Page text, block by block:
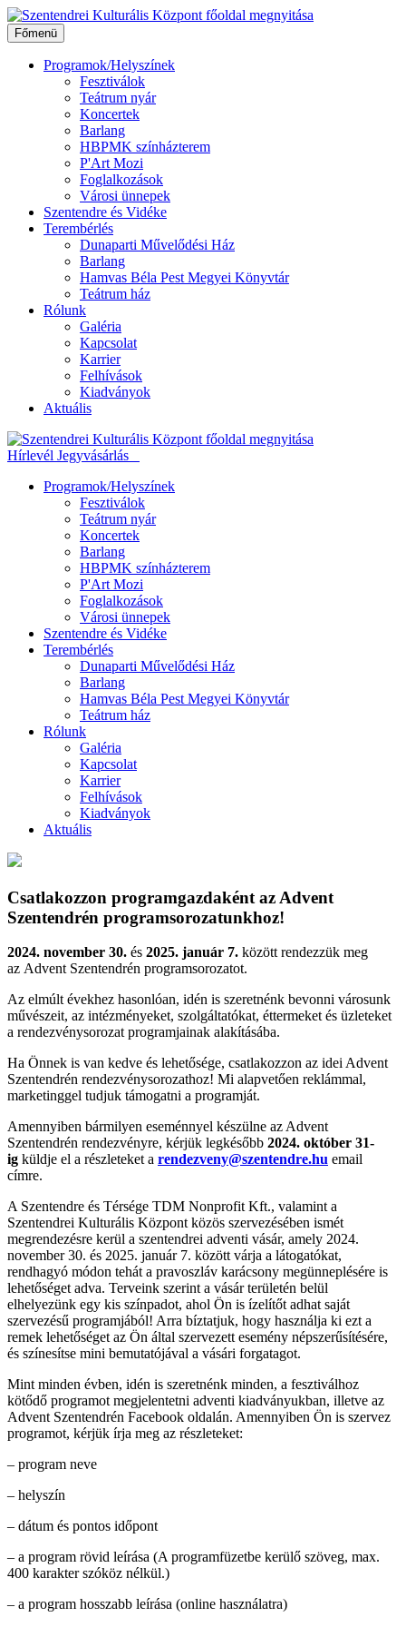
Ugrás
a
tartalomhoz
Főmenü
Programok/Helyszínek
Fesztiválok
Teátrum nyár
Koncertek
Barlang
HBPMK színházterem
P'Art Mozi
Foglalkozások
Városi ünnepek
Szentendre és Vidéke
Terembérlés
Dunaparti Művelődési Ház
Barlang
Hamvas Béla Pest Megyei Könyvtár
Teátrum ház
Rólunk
Galéria
Kapcsolat
Karrier
Felhívások
Kiadványok
Aktuális
Hírlevél Jegyvásárlás
Programok/Helyszínek
Fesztiválok
Teátrum nyár
Koncertek
Barlang
HBPMK színházterem
P'Art Mozi
Foglalkozások
Városi ünnepek
Szentendre és Vidéke
Terembérlés
Dunaparti Művelődési Ház
Barlang
Hamvas Béla Pest Megyei Könyvtár
Teátrum ház
Rólunk
Galéria
Kapcsolat
Karrier
Felhívások
Kiadványok
Aktuális
Csatlakozzon programgazdaként az Advent
Szentendrén programsorozatunkhoz!
2024. november 30. és 2025. január 7. között rendezzük meg
az Advent Szentendrén programsorozatot.
Az elmúlt évekhez hasonlóan, idén is szeretnénk bevonni városunk
művészeit, az intézményeket, szolgáltatókat, éttermeket és üzleteket
a rendezvénysorozat programjainak alakításába.
Ha Önnek is van kedve és lehetősége, csatlakozzon az idei Advent
Szentendrén rendezvénysorozathoz! Mi alapvetően reklámmal,
marketinggel tudjuk támogatni a programját.
Amennyiben bármilyen eseménnyel készülne az Advent
Szentendrén rendezvényre, kérjük legkésőbb 2024. október 31-
ig küldje el a részleteket a rendezveny@szentendre.hu email
címre.
A Szentendre és Térsége TDM Nonprofit Kft., valamint a
Szentendrei Kulturális Központ közös szervezésében ismét
megrendezésre kerül a szentendrei adventi vásár, amely 2024.
november 30. és 2025. január 7. között várja a látogatókat,
rendhagyó módon tehát a pravoszláv karácsony megünneplésére is
lehetőséget adva. Terveink szerint a vásár területén belül
elhelyezünk egy kis színpadot, ahol Ön is ízelítőt adhat saját
szervezésű programjából! Arra bíztatjuk, hogy használja ki ezt a
remek lehetőséget az Ön által szervezett esemény népszerűsítésére,
és színesítse mini bemutatójával a vásári forgatagot.
Mint minden évben, idén is szeretnénk minden, a fesztiválhoz
kötődő programot megjelentetni adventi kiadványukban, illetve az
Advent Szentendrén Facebook oldalán. Amennyiben Ön is szervez
programot, kérjük írja meg az részleteket:
– program neve
– helyszín
– dátum és pontos időpont
– a program rövid leírása (A programfüzetbe kerülő szöveg, max.
400 karakter szóköz nélkül.)
– a program hosszabb leírása (online használatra)